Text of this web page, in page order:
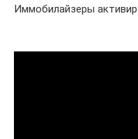
Иммобилайзеры